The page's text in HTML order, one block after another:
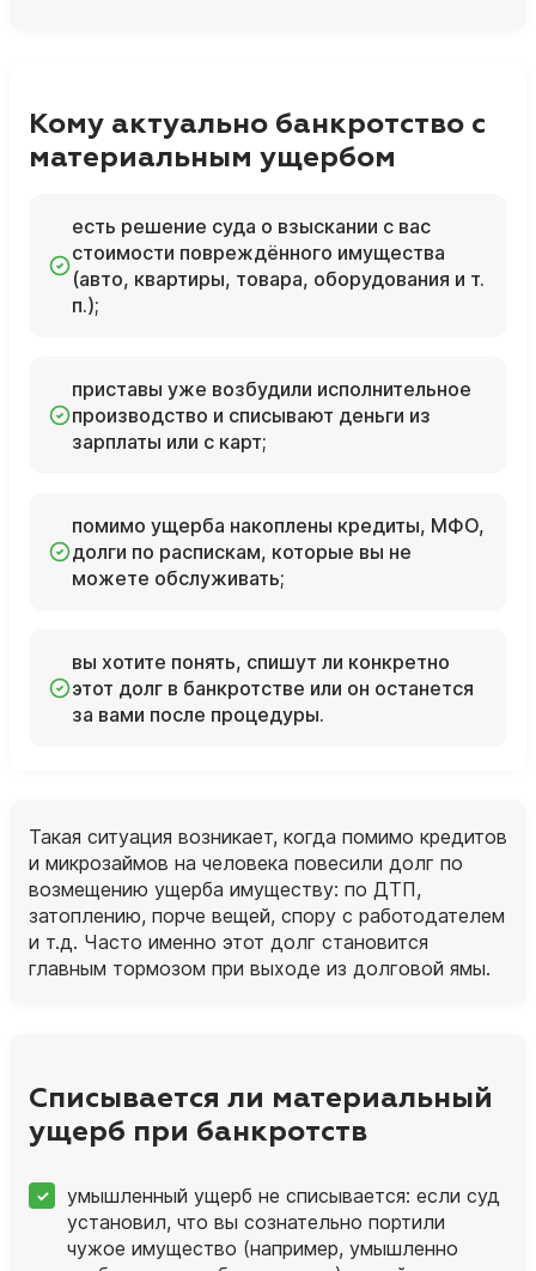
Кому актуально банкротство с
материальным ущербом
есть решение суда о взыскании с вас
стоимости повреждённого имущества
(авто, квартиры, товара, оборудования и т.
п.);
приставы уже возбудили исполнительное
производство и списывают деньги из
зарплаты или с карт;
помимо ущерба накоплены кредиты, МФО,
долги по распискам, которые вы не
можете обслуживать;
вы хотите понять, спишут ли конкретно
этот долг в банкротстве или он останется
за вами после процедуры.
Такая ситуация возникает, когда помимо кредитов
и микрозаймов на человека повесили долг по
возмещению ущерба имуществу: по ДТП,
затоплению, порче вещей, спору с работодателем
и т.д. Часто именно этот долг становится
главным тормозом при выходе из долговой ямы.
Списывается ли материальный
ущерб при банкротств
умышленный ущерб не списывается: если суд
установил, что вы сознательно портили
чужое имущество (например, умышленно